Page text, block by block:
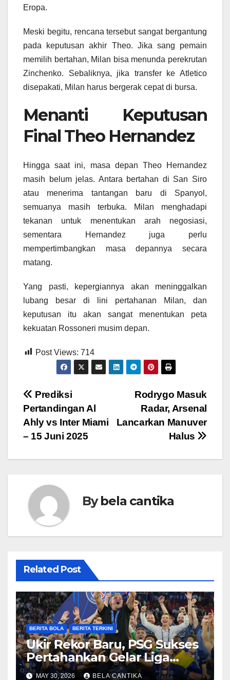
Eropa.
Meski begitu, rencana tersebut sangat bergantung
pada keputusan akhir Theo. Jika sang pemain
memilih bertahan, Milan bisa menunda perekrutan
Zinchenko. Sebaliknya, jika transfer ke Atletico
disepakati, Milan harus bergerak cepat di bursa.
Menanti Keputusan
Final Theo Hernandez
Hingga saat ini, masa depan Theo Hernandez
masih belum jelas. Antara bertahan di San Siro
atau menerima tantangan baru di Spanyol,
semuanya masih terbuka. Milan menghadapi
tekanan untuk menentukan arah negosiasi,
sementara Hernandez juga perlu
mempertimbangkan masa depannya secara
matang.
Yang pasti, kepergiannya akan meninggalkan
lubang besar di lini pertahanan Milan, dan
keputusan itu akan sangat menentukan peta
kekuatan Rossoneri musim depan.
Post Views: 714
Post
navigation
Rodrygo Masuk
Radar, Arsenal
Lancarkan Manuver
Halus
Prediksi
Pertandingan Al
Ahly vs Inter Miami
– 15 Juni 2025
Bybela cantika
Related Post
BERITA BOLA BERITA TERKINI
Ukir Rekor Baru, PSG Sukses
Pertahankan Gelar Liga
Champions
MAY 30, 2026 BELA CANTIKA